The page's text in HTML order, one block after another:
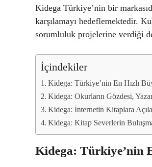
Kidega Türkiye’nin bir
karşılamayı hedeflemektedir.
sorumluluk projelerine verdiği
İçindekiler
Kidega: Türkiye’nin En Hızlı
Kidega: Okurların Gözdesi,
Kidega: İnternetin Kitaplara
Kidega: Kitap Severlerin
Kidega: Türkiye’nin